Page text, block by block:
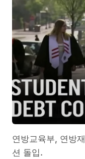
연방교육부, 연방
션 돌입.